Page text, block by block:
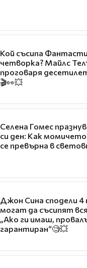
Кой съсипа
четворка? Майлс
проговаря
🎬👀💥
Селена Гомес
си ден: Как
се превърна в
Джон Сина сподели
могат да съсипят
„Ако ги имаш,
гарантиран“🧐💥